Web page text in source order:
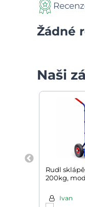
Žádné
Naši
Rudl
200kg,
Ivan